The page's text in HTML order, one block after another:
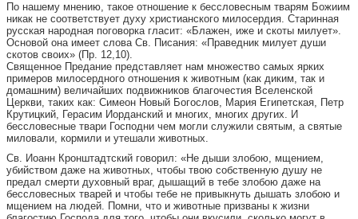
По нашему мнению, такое отношение к бессловесным тварям Божиим
никак не соответствует духу христианского милосердия. Старинная
русская народная поговорка гласит: «Блажен, иже и скоты милует».
Основой она имеет слова Св. Писания: «Праведник милует души
скотов своих» (Пр. 12,10).
Священное Предание представляет нам множество самых ярких
примеров милосердного отношения к животным (как диким, так и
домашним) величайших подвижников благочестия Вселенской
Церкви, таких как: Симеон Новый Богослов, Мария Египетская, Петр
Крутицкий, Герасим Иорданский и многих, многих других. И
бессловесные твари Господни чем могли служили святым, а святые
миловали, кормили и утешали животных.
Св. Иоанн Кронштадтский говорил: «Не дыши злобою, мщением,
убийством даже на животных, чтобы твою собственную душу не
предал смерти духовный враг, дышащий в тебе злобою даже на
бессловесных тварей и чтобы тебе не привыкнуть дышать злобою и
мщением на людей. Помни, что и животные призваны к жизни